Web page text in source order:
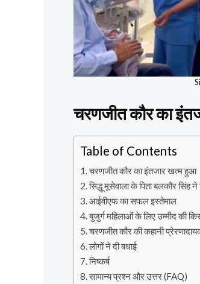
चरणजीत कौर का
Table of Contents
चरणजीत कौर का इंतजार खत्म हुआ
सिद्धू मूसेवाला के पिता बलकौर सिंह
आईवीएफ का सफल इस्तेमाल
बुजुर्ग महिलाओं के लिए उम्मीद की
चरणजीत कौर की कहानी
लोगों ने दी बधाई
निष्कर्ष
सामान्य प्रश्न और उत्तर (FAQ)